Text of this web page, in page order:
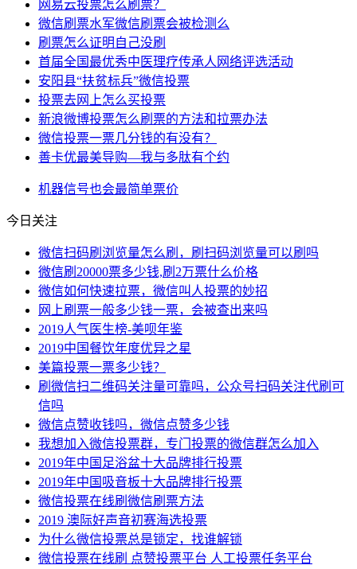
网易云投票怎么刷票？
微信刷票水军微信刷票会被检测么
刷票怎么证明自己没刷
首届全国最优秀中医理疗传承人网络评选活动
安阳县“扶贫标兵”微信投票
投票去网上怎么买投票
新浪微博投票怎么刷票的方法和拉票办法
微信投票一票几分钱的有没有？
善卡优最美导购—我与多肽有个约
机器信号也会最简单票价
今日关注
微信扫码刷浏览量怎么刷，刷扫码浏览量可以刷吗
微信刷20000票多少钱,刷2万票什么价格
微信如何快速拉票，微信叫人投票的妙招
网上刷票一般多少钱一票，会被查出来吗
2019人气医生榜-美呗年鉴
2019中国餐饮年度优异之星
美篇投票一票多少钱？
刷微信扫二维码关注量可靠吗，公众号扫码关注代刷可
信吗
微信点赞收钱吗，微信点赞多少钱
我想加入微信投票群，专门投票的微信群怎么加入
2019年中国足浴盆十大品牌排行投票
2019年中国吸音板十大品牌排行投票
微信投票在线刷微信刷票方法
2019 澳际好声音初赛海选投票
为什么微信投票总是锁定，找谁解锁
微信投票在线刷 点赞投票平台 人工投票任务平台